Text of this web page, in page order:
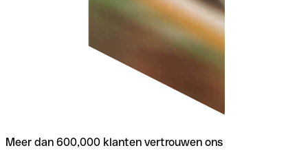
Meer dan 600,000 klanten vertrouwen ons